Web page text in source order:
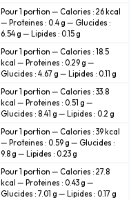
Pour 1 portion — Calories : 26 kcal
— Proteines : 0.4 g — Glucides :
6.54 g — Lipides : 0.15 g
Pour 1 portion — Calories : 18.5
kcal — Proteines : 0.29 g —
Glucides : 4.67 g — Lipides : 0.11 g
Pour 1 portion — Calories : 33.8
kcal — Proteines : 0.51 g —
Glucides : 8.41 g — Lipides : 0.2 g
Pour 1 portion — Calories : 39 kcal
— Proteines : 0.59 g — Glucides :
9.8 g — Lipides : 0.23 g
Pour 1 portion — Calories : 27.8
kcal — Proteines : 0.43 g —
Glucides : 7.01 g — Lipides : 0.17 g